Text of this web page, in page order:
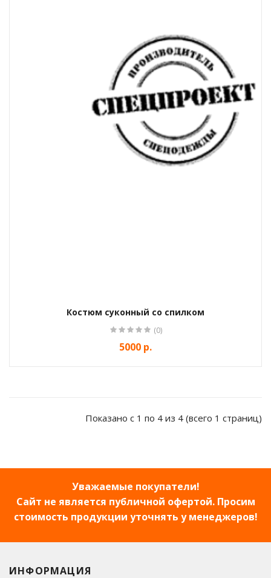
Костюм суконный со спилком
(0)
5000 р.
Показано с 1 по 4 из 4 (всего 1 страниц)
Уважаемые покупатели!
Сайт не является публичной офертой. Просим
стоимость продукции уточнять у менеджеров!
ИНФОРМАЦИЯ